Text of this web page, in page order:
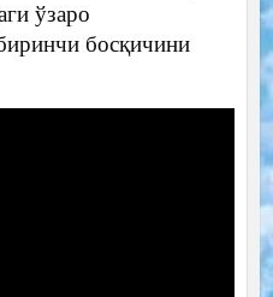
ўзаро
босқичини